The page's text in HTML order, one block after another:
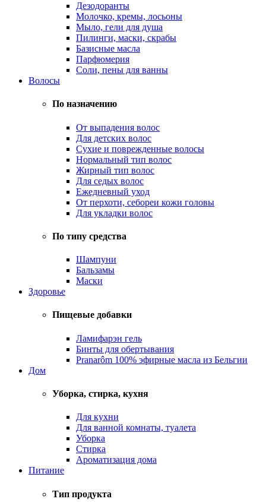
Дезодоранты
Молочко, кремы, лосьоны
Мыло, гели для душа
Пилинги, маски, скрабы
Базисные масла
Парфюмерия
Соли, пены для ванны
Волосы
По назначению
От выпадения волос
Для детских волос
Сухие и поврежденные волосы
Нормальный тип волос
Жирный тип волос
Для седых волос
Ежедневный уход
От перхоти, себореи кожи головы
Для укладки волос
По типу средства
Шампуни
Бальзамы
Маски
Здоровье
Пищевые добавки
Ламифарэн гель
Бинты для обертывания
Pranarôm 100% эфирные масла из Бельгии
Дом
Уборка, стирка, кухня
Для кухни
Для ванной комнаты, туалета
Уборка
Стирка
Ароматизация дома
Питание
Тип продукта